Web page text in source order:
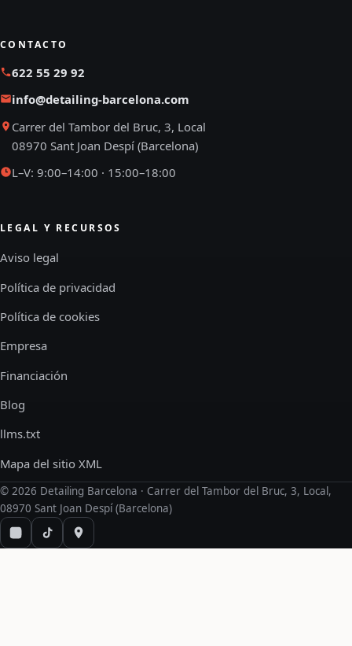
CONTACTO
622 55 29 92
info@detailing-barcelona.com
Carrer del Tambor del Bruc, 3, Local
08970 Sant Joan Despí (Barcelona)
L–V: 9:00–14:00 · 15:00–18:00
LEGAL Y RECURSOS
Aviso legal
Política de privacidad
Política de cookies
Empresa
Financiación
Blog
llms.txt
Mapa del sitio XML
© 2026 Detailing Barcelona · Carrer del Tambor del Bruc, 3, Local,
08970 Sant Joan Despí (Barcelona)